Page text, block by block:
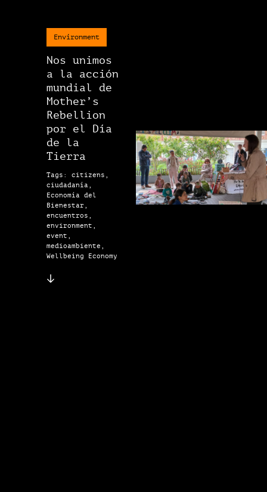
Environment
Nos unimos
a la acción
mundial de
Mother’s
Rebellion
por el Día
de la
Tierra
Tags: citizens,
ciudadanía,
Economía del
Bienestar,
encuentros,
environment,
event,
medioambiente,
Wellbeing Economy